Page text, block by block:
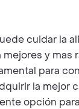
cuidar la
y mas
para
la mejor
opción